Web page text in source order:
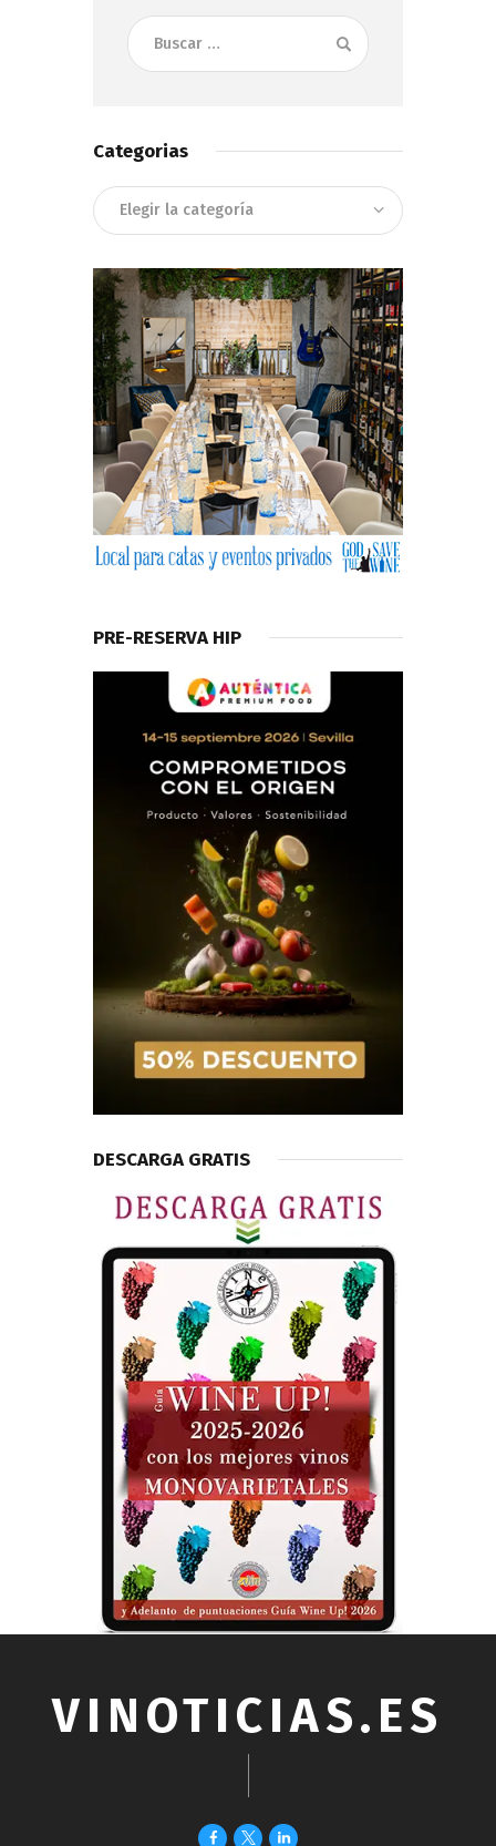
Buscar:
Categorias
Categorias
PRE-RESERVA HIP
DESCARGA GRATIS
VINOTICIAS.ES